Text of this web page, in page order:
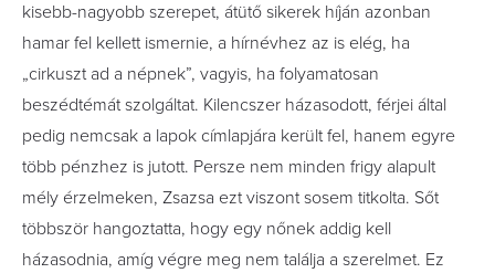
kisebb-nagyobb szerepet, átütő sikerek híján azonban
hamar fel kellett ismernie, a hírnévhez az is elég, ha
„cirkuszt ad a népnek”, vagyis, ha folyamatosan
beszédtémát szolgáltat. Kilencszer házasodott, férjei által
pedig nemcsak a lapok címlapjára került fel, hanem egyre
több pénzhez is jutott. Persze nem minden frigy alapult
mély érzelmeken, Zsazsa ezt viszont sosem titkolta. Sőt
többször hangoztatta, hogy egy nőnek addig kell
házasodnia, amíg végre meg nem találja a szerelmet. Ez